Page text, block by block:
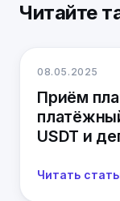
Читайте
08.05.2025
Приём
USDT и
Читать